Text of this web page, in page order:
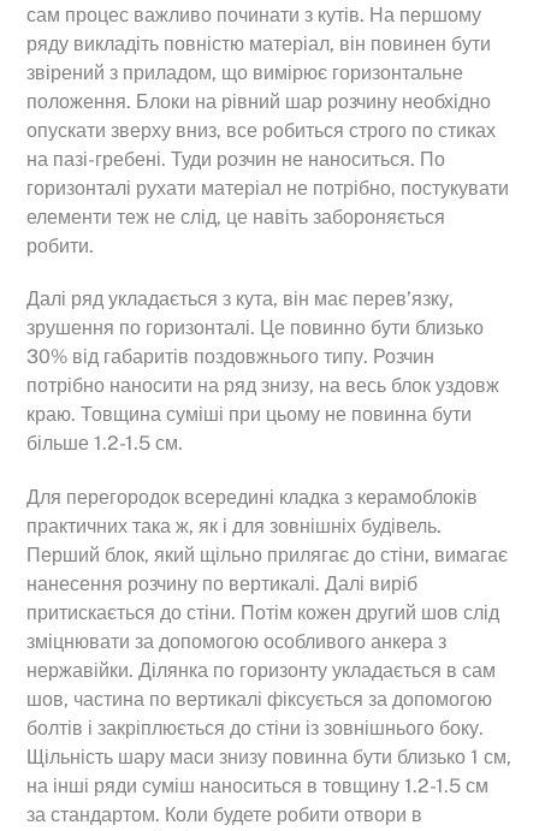
сам процес важливо починати з кутів. На першому
ряду викладіть повністю матеріал, він повинен бути
звірений з приладом, що вимірює горизонтальне
положення. Блоки на рівний шар розчину необхідно
опускати зверху вниз, все робиться строго по стиках
на пазі-гребені. Туди розчин не наноситься. По
горизонталі рухати матеріал не потрібно, постукувати
елементи теж не слід, це навіть забороняється
робити.
Далі ряд укладається з кута, він має перев’язку,
зрушення по горизонталі. Це повинно бути близько
30% від габаритів поздовжнього типу. Розчин
потрібно наносити на ряд знизу, на весь блок уздовж
краю. Товщина суміші при цьому не повинна бути
більше 1.2-1.5 см.
Для перегородок всередині кладка з керамоблоків
практичних така ж, як і для зовнішніх будівель.
Перший блок, який щільно прилягає до стіни, вимагає
нанесення розчину по вертикалі. Далі виріб
притискається до стіни. Потім кожен другий шов слід
зміцнювати за допомогою особливого анкера з
нержавійки. Ділянка по горизонту укладається в сам
шов, частина по вертикалі фіксується за допомогою
болтів і закріплюється до стіни із зовнішнього боку.
Щільність шару маси знизу повинна бути близько 1 см,
на інші ряди суміш наноситься в товщину 1.2-1.5 см
за стандартом. Коли будете робити отвори в